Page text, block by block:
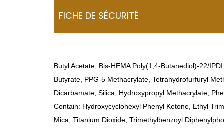
FICHE DE SÉCURITÉ
Butyl Acetate, Bis-HEMA Poly(1,4-Butanediol)-22/
Butyrate, PPG-5 Methacrylate, Tetrahydrofurfuryl
Dicarbamate, Silica, Hydroxypropyl Methacrylate,
Contain: Hydroxycyclohexyl Phenyl Ketone, Ethyl
Mica, Titanium Dioxide, Trimethylbenzoyl